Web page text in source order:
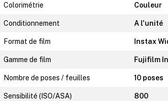
Colorimétrie Couleur
Conditionnement A l'unité
Format de film Instax
Gamme de film Fujifilm
Nombre de poses / feuilles 10 poses
Sensibilité (ISO/ASA) 800